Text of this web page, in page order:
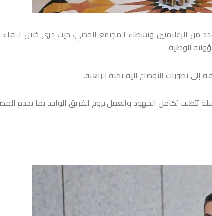
الإعلاميين ونشطاء المجتمع المدني، حيث جرى خلال
الوطنية.
إلى تطورات الأوضاع الإقليمية الراهنة.
تتطلب تكامل الجهود والعمل بروح الفريق الواحد بما يخدم